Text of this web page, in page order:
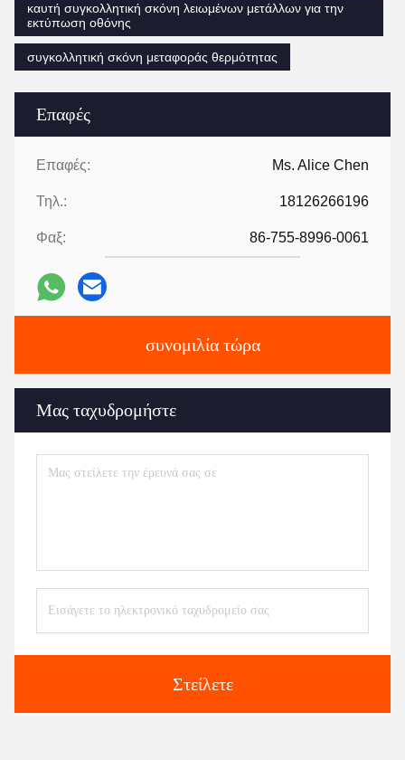
Επαφές
Επαφές: Ms. Alice Chen
Τηλ.: 18126266196
Φαξ: 86-755-8996-0061
συνομιλία τώρα
Μας ταχυδρομήστε
Στείλετε
καυτή συγκολλητική σκόνη λειωμένων μετάλλων για την
εκτύπωση οθόνης
συγκολλητική σκόνη μεταφοράς θερμότητας